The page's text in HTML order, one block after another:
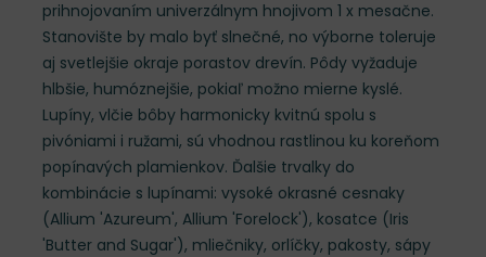
prihnojovaním univerzálnym hnojivom 1 x mesačne.
Stanovište by malo byť slnečné, no výborne toleruje
aj svetlejšie okraje porastov drevín. Pôdy vyžaduje
hlbšie, humóznejšie, pokiaľ možno mierne kyslé.
Lupíny, vlčie bôby harmonicky kvitnú spolu s
pivóniami i ružami, sú vhodnou rastlinou ku koreňom
popínavých plamienkov. Ďalšie trvalky do
kombinácie s lupínami: vysoké okrasné cesnaky
(Allium 'Azureum', Allium 'Forelock'), kosatce (Iris
'Butter and Sugar'), mliečniky, orlíčky, pakosty, sápy